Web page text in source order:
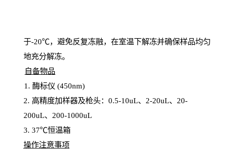
于-20℃，避免反复冻融，在室温下解冻并确保样品均匀
地充分解冻。
自备物品
1 . 酶标仪 (450nm)
2. 高精度加样器及枪头： 0.5-10uL、 2-20uL、 20-
200uL、 200-1000uL
3. 37℃恒温箱
操作注意事项